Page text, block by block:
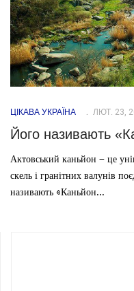
ЦІКАВА УКРАЇНА ЛЮТ. 23,
Його називають
Актовський каньйон – це
скель і гранітних валунів
називають «Каньйон...